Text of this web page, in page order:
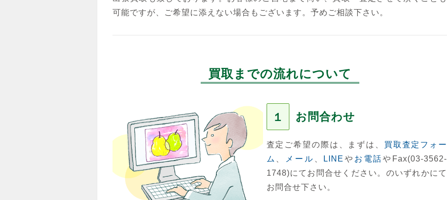
可能ですが、ご希望に添えない場合もございます。予めご相談下さい。
買取までの流れについて
１ お問合わせ
査定ご希望の際は、まずは、 買取査定フォー
ム
メール LINE や お電話やFax(03-3562-
1748)にてお問合せください。のいずれかにて
お問合せ下さい。